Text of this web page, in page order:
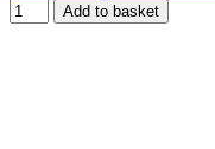
Add to basket